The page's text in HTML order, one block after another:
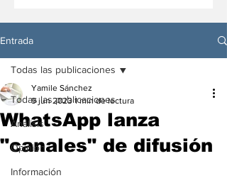
Entrada
Todas las publicaciones
Análisis
Opinión
Información
Todas las publicaciones
WhatsApp lanza
"canales" de difusión
Yamile Sánchez
9 jun 2023 1 min de lectura